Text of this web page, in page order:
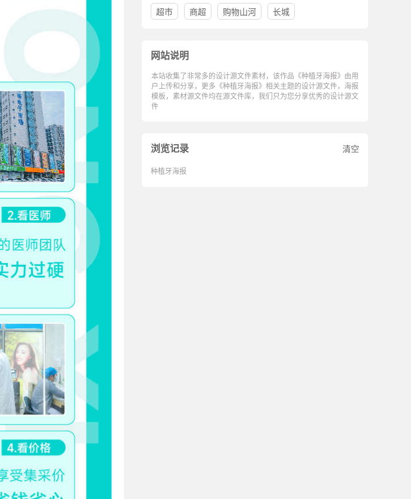
超市
商超 购物山河 长城
网站说明
本站收集了非常多的设计源文件素材，该作品《种植牙海报》由用
户上传和分享，更多《种植牙海报》相关主题的设计源文件，海报
模板，素材源文件均在源文件库，我们只为您分享优秀的设计源文
件
浏览记录 清空
种植牙海报